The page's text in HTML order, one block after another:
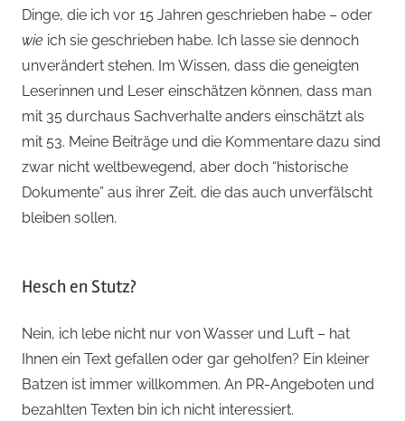
Dinge, die ich vor 15 Jahren geschrieben habe – oder
wie ich sie geschrieben habe. Ich lasse sie dennoch
unverändert stehen. Im Wissen, dass die geneigten
Leserinnen und Leser einschätzen können, dass man
mit 35 durchaus Sachverhalte anders einschätzt als
mit 53. Meine Beiträge und die Kommentare dazu sind
zwar nicht weltbewegend, aber doch “historische
Dokumente” aus ihrer Zeit, die das auch unverfälscht
bleiben sollen.
Hesch en Stutz?
Nein, ich lebe nicht nur von Wasser und Luft – hat
Ihnen ein Text gefallen oder gar geholfen? Ein kleiner
Batzen ist immer willkommen. An PR-Angeboten und
bezahlten Texten bin ich nicht interessiert.